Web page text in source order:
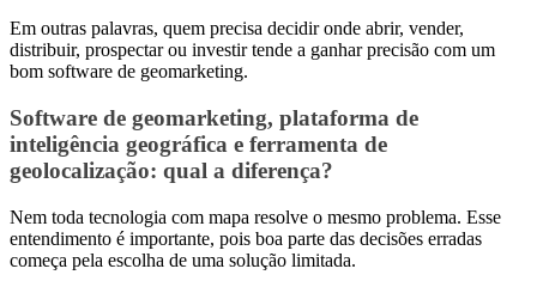
Em outras palavras, quem precisa decidir onde abrir, vender,
distribuir, prospectar ou investir tende a ganhar precisão com um
bom software de geomarketing.
Software de geomarketing, plataforma de
inteligência geográfica e ferramenta de
geolocalização: qual a diferença?
Nem toda tecnologia com mapa resolve o mesmo problema. Esse
entendimento é importante, pois boa parte das decisões erradas
começa pela escolha de uma solução limitada.